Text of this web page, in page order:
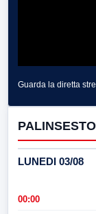
Guarda la diretta
LUNEDI 03/08
00:00